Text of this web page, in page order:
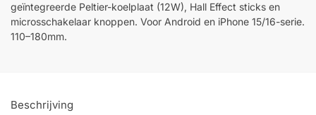
geïntegreerde Peltier-koelplaat (12W), Hall Effect sticks en
microsschakelaar knoppen. Voor Android en iPhone 15/16-serie.
110–180mm.
Beschrijving